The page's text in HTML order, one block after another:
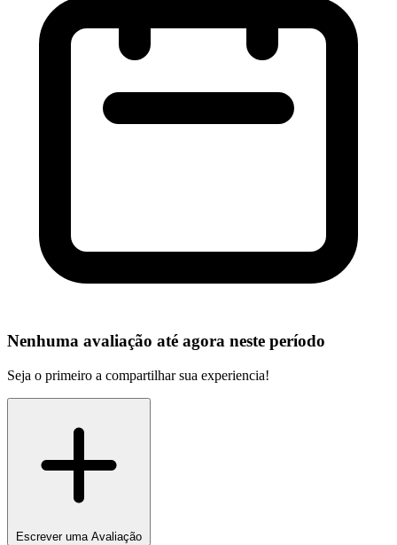
Nenhuma avaliação até agora neste período
Seja o primeiro a compartilhar sua experiencia!
Escrever uma Avaliação